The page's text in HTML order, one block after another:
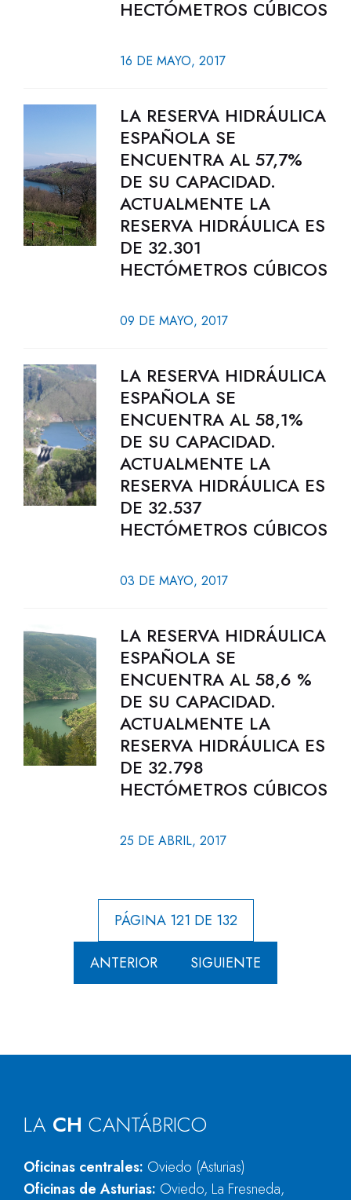
HECTÓMETROS CÚBICOS
16 DE MAYO, 2017
LA RESERVA HIDRÁULICA
ESPAÑOLA SE
ENCUENTRA AL 57,7%
DE SU CAPACIDAD.
ACTUALMENTE LA
RESERVA HIDRÁULICA ES
DE 32.301
HECTÓMETROS CÚBICOS
09 DE MAYO, 2017
LA RESERVA HIDRÁULICA
ESPAÑOLA SE
ENCUENTRA AL 58,1%
DE SU CAPACIDAD.
ACTUALMENTE LA
RESERVA HIDRÁULICA ES
DE 32.537
HECTÓMETROS CÚBICOS
03 DE MAYO, 2017
LA RESERVA HIDRÁULICA
ESPAÑOLA SE
ENCUENTRA AL 58,6 %
DE SU CAPACIDAD.
ACTUALMENTE LA
RESERVA HIDRÁULICA ES
DE 32.798
HECTÓMETROS CÚBICOS
25 DE ABRIL, 2017
PÁGINA 121 DE 132
ANTERIOR SIGUIENTE
LA CH CANTÁBRICO
Oficinas centrales: Oviedo (Asturias)
Oficinas de Asturias: Oviedo, La Fresneda,